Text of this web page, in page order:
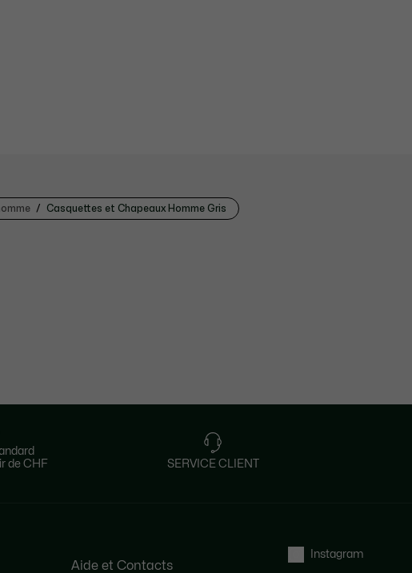
Casquettes et Chapeaux Homme Gris
de CHF
SERVICE CLIENT
Aide et Contacts
Instagram